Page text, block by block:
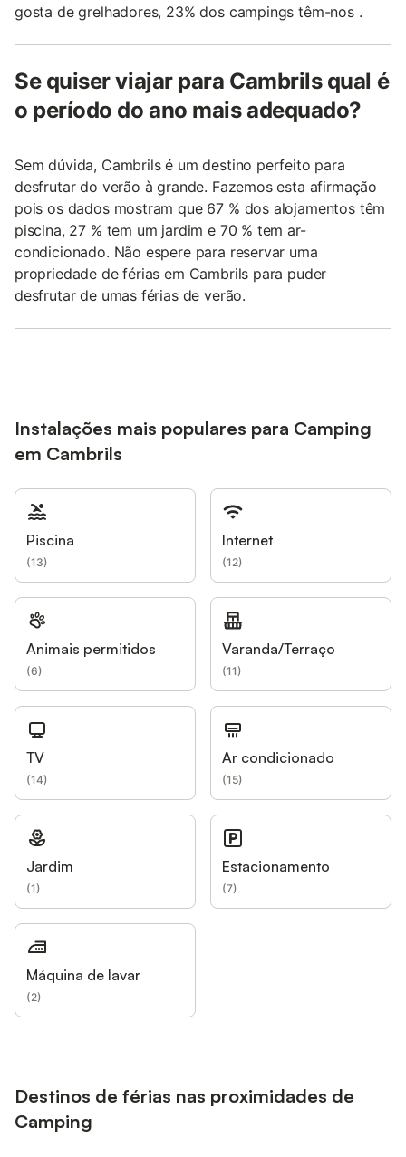
gosta de grelhadores, 23% dos campings têm-nos .
Se quiser viajar para Cambrils qual é
o período do ano mais adequado?
Sem dúvida, Cambrils é um destino perfeito para
desfrutar do verão à grande. Fazemos esta afirmação
pois os dados mostram que 67 % dos alojamentos têm
piscina, 27 % tem um jardim e 70 % tem ar-
condicionado. Não espere para reservar uma
propriedade de férias em Cambrils para puder
desfrutar de umas férias de verão.
Instalações mais populares para Camping
em Cambrils
Piscina
(13)
Internet
(12)
Animais permitidos
(6)
Varanda/Terraço
(11)
TV
(14)
Ar condicionado
(15)
Jardim
(1)
Estacionamento
(7)
Máquina de lavar
(2)
Destinos de férias nas proximidades de
Camping